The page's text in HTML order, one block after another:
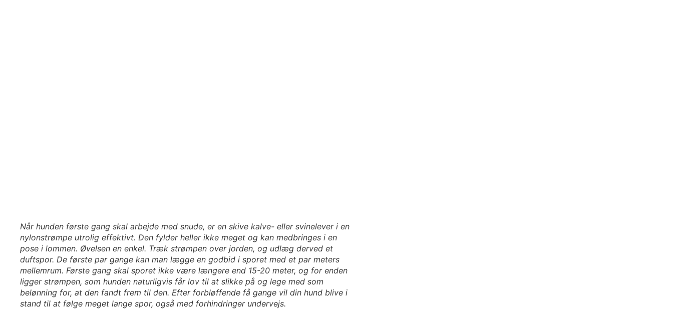
Når hunden første gang skal arbejde med snude, er en skive kalve- eller svinelever i en
nylonstrømpe utrolig effektivt. Den fylder heller ikke meget og kan medbringes i en
pose i lommen. Øvelsen en enkel. Træk strømpen over jorden, og udlæg derved et
duftspor. De første par gange kan man lægge en godbid i sporet med et par meters
mellemrum. Første gang skal sporet ikke være længere end 15-20 meter, og for enden
ligger strømpen, som hunden naturligvis får lov til at slikke på og lege med som
belønning for, at den fandt frem til den. Efter forbløffende få gange vil din hund blive i
stand til at følge meget lange spor, også med forhindringer undervejs.